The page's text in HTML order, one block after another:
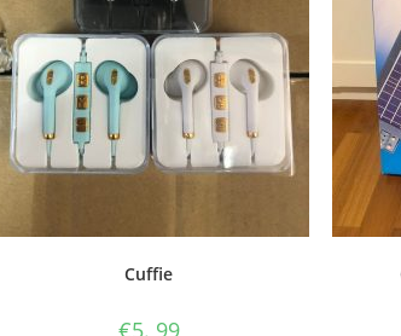
Cuffie
€5. 99